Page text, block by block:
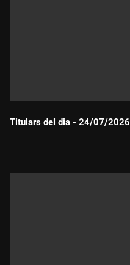
Titulars del dia - 24/07/2026